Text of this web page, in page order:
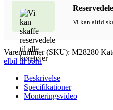
Vi kan altid
Varenummer (SKU): M28280
elbil til børn
Beskrivelse
Specifikationer
Monteringsvideo